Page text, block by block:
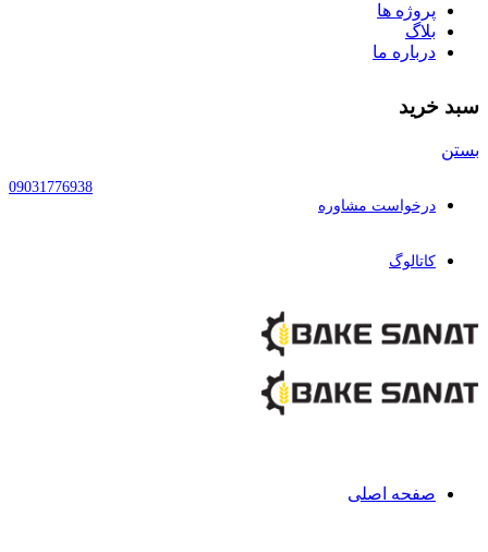
پروژه ها
بلاگ
درباره ما
سبد خرید
بستن
09031776938
درخواست مشاوره
کاتالوگ
صفحه اصلی